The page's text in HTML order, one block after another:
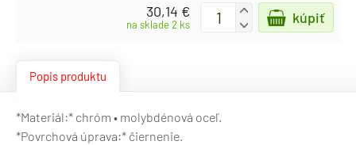
30,14 €
na sklade 2 ks
+
-
kúpiť
Popis produktu
*Materiál:* chróm • molybdénová oceľ.
*Povrchová úprava:* čiernenie.